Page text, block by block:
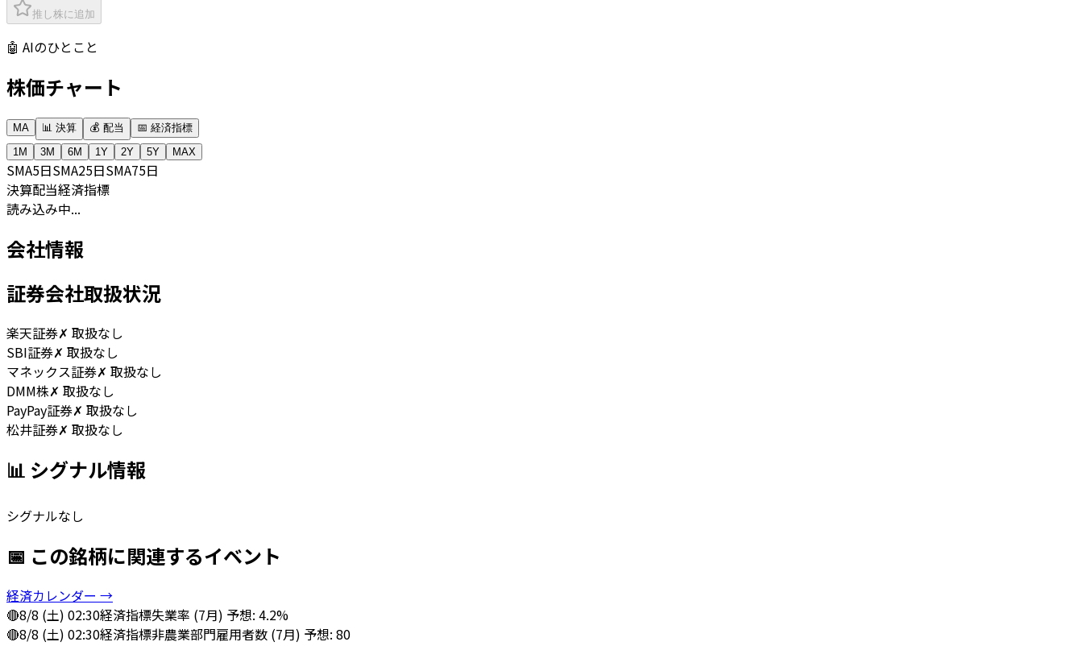
推し株に追加
🤖 AIのひとこと
株価チャート
MA 📊 決算 💰 配当
📅 経済指標
1M
3M 6M 1Y 2Y 5Y MAX
SMA5日SMA25日SMA75日
決算配当経済指標
読み込み中...
会社情報
証券会社取扱状況
楽天証券✗ 取扱なし
SBI証券✗ 取扱なし
マネックス証券✗ 取扱なし
DMM株✗ 取扱なし
PayPay証券✗ 取扱なし
松井証券✗ 取扱なし
📊 シグナル情報
シグナルなし
📅 この銘柄に関連するイベント
経済カレンダー →
🔴8/8 (土) 02:30経済指標失業率 (7月) 予想: 4.2%
🔴8/8 (土) 02:30経済指標非農業部門雇用者数 (7月) 予想: 80